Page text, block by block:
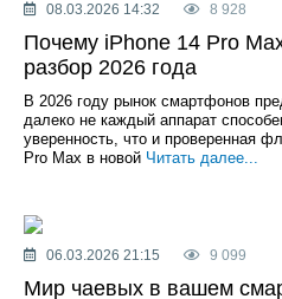
08.03.2026 14:32 8 928
Почему iPhone 14 Pro
разбор 2026 года
В 2026 году рынок смартфонов
далеко не каждый аппарат
уверенность, что и проверенная
Pro Max в новой Читать далее...
06.03.2026 21:15 9 099
Мир чаевых в вашем